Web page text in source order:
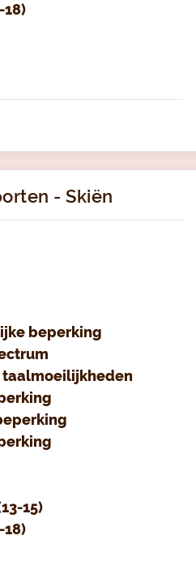
18)
- Skiën
beperking
taalmoeilijkheden
15)
18)